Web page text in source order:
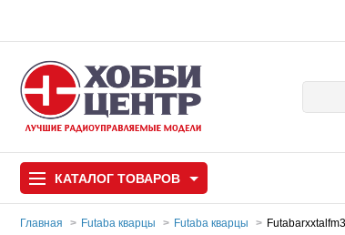
КАТАЛОГ ТОВАРОВ
Главная Futaba кварцы Futaba кварцы